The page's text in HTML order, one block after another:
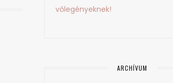
vőlegényeknek!
ARCHÍVUM